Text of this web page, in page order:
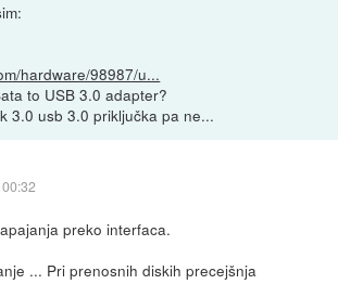
hardware/98987/u...
to USB 3.0 adapter?
3.0 usb 3.0 priključka pa ne...
preko interfaca.
... Pri prenosnih diskih precejšnja